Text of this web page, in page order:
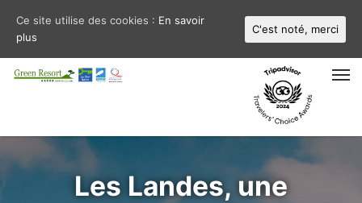
Les Landes, une
Ce site utilise des cookies : En savoir
plus
C'est noté, merci